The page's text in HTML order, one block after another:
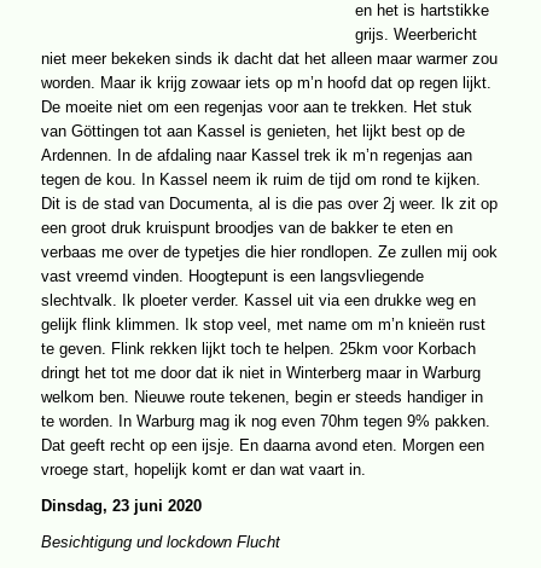
en het is hartstikke
grijs. Weerbericht
niet meer bekeken sinds ik dacht dat het alleen maar warmer zou
worden. Maar ik krijg zowaar iets op m’n hoofd dat op regen lijkt.
De moeite niet om een regenjas voor aan te trekken. Het stuk
van Göttingen tot aan Kassel is genieten, het lijkt best op de
Ardennen. In de afdaling naar Kassel trek ik m’n regenjas aan
tegen de kou. In Kassel neem ik ruim de tijd om rond te kijken.
Dit is de stad van Documenta, al is die pas over 2j weer. Ik zit op
een groot druk kruispunt broodjes van de bakker te eten en
verbaas me over de typetjes die hier rondlopen. Ze zullen mij ook
vast vreemd vinden. Hoogtepunt is een langsvliegende
slechtvalk. Ik ploeter verder. Kassel uit via een drukke weg en
gelijk flink klimmen. Ik stop veel, met name om m’n knieën rust
te geven. Flink rekken lijkt toch te helpen. 25km voor Korbach
dringt het tot me door dat ik niet in Winterberg maar in Warburg
welkom ben. Nieuwe route tekenen, begin er steeds handiger in
te worden. In Warburg mag ik nog even 70hm tegen 9% pakken.
Dat geeft recht op een ijsje. En daarna avond eten. Morgen een
vroege start, hopelijk komt er dan wat vaart in.
Dinsdag, 23 juni 2020
Besichtigung und lockdown Flucht